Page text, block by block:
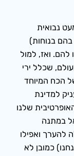
נבואית
בנוחות)
להם. ואז, למול
שכלל ירי
הכח המיוחד
למדינת
שלנו
במתנה
להערך ואפילו
כמובן לא